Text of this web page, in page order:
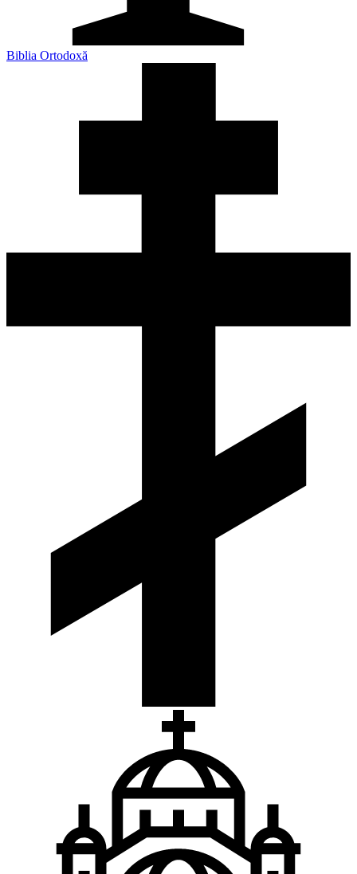
Biblia Ortodoxă